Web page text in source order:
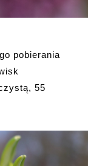
pobierania
55